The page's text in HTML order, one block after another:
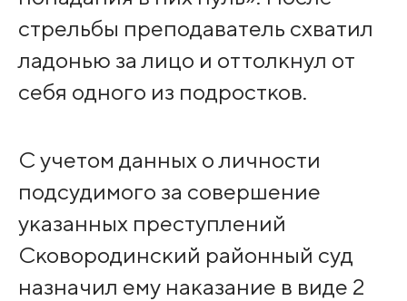
стрельбы преподаватель схватил
ладонью за лицо и оттолкнул от
себя одного из подростков.
С учетом данных о личности
подсудимого за совершение
указанных преступлений
Сковородинский районный суд
назначил ему наказание в виде 2